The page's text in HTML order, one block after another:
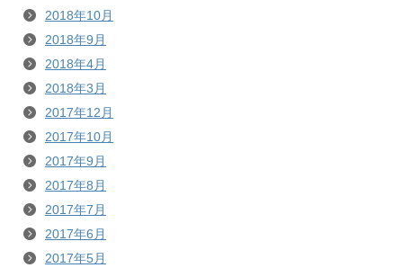
2018年10月
2018年9月
2018年4月
2018年3月
2017年12月
2017年10月
2017年9月
2017年8月
2017年7月
2017年6月
2017年5月